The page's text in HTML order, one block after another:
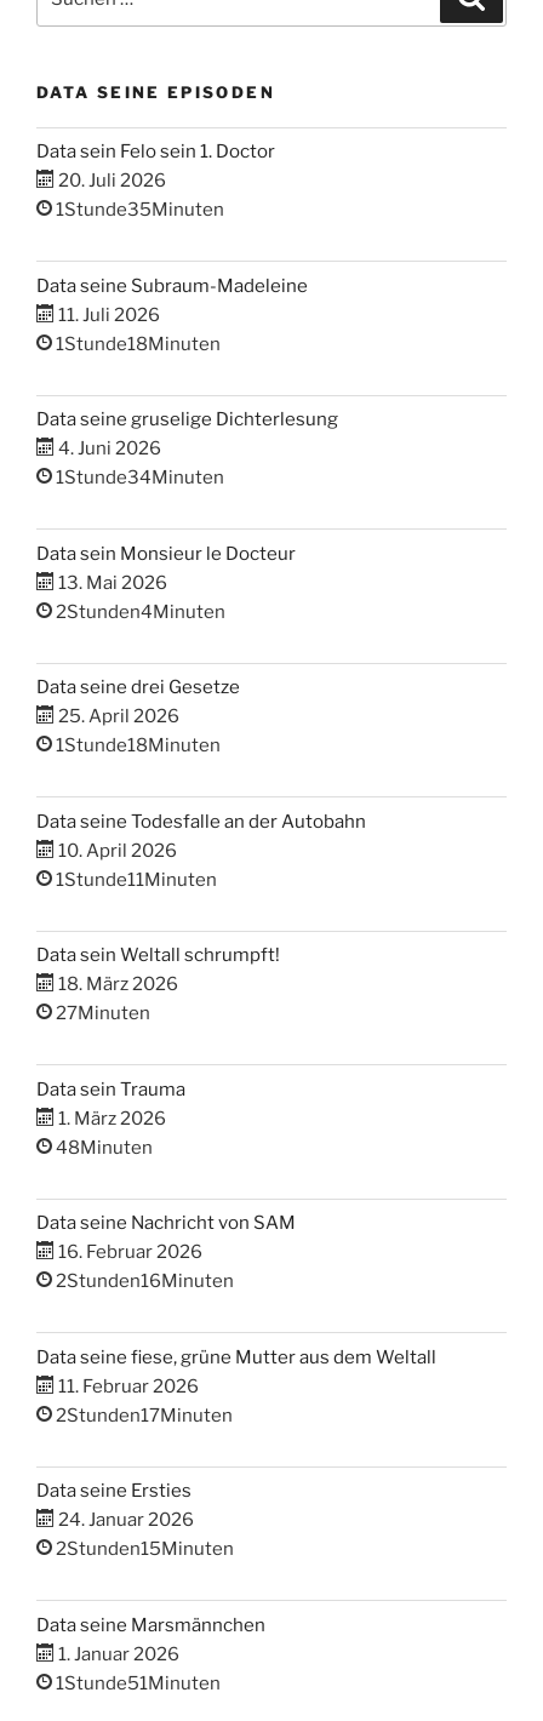
nach:
DATA SEINE EPISODEN
Data sein Felo sein 1. Doctor
20. Juli 2026
1Stunde35Minuten
Data seine Subraum-Madeleine
11. Juli 2026
1Stunde18Minuten
Data seine gruselige Dichterlesung
4. Juni 2026
1Stunde34Minuten
Data sein Monsieur le Docteur
13. Mai 2026
2Stunden4Minuten
Data seine drei Gesetze
25. April 2026
1Stunde18Minuten
Data seine Todesfalle an der Autobahn
10. April 2026
1Stunde11Minuten
Data sein Weltall schrumpft!
18. März 2026
27Minuten
Data sein Trauma
1. März 2026
48Minuten
Data seine Nachricht von SAM
16. Februar 2026
2Stunden16Minuten
Data seine fiese, grüne Mutter aus dem Weltall
11. Februar 2026
2Stunden17Minuten
Data seine Ersties
24. Januar 2026
2Stunden15Minuten
Data seine Marsmännchen
1. Januar 2026
1Stunde51Minuten